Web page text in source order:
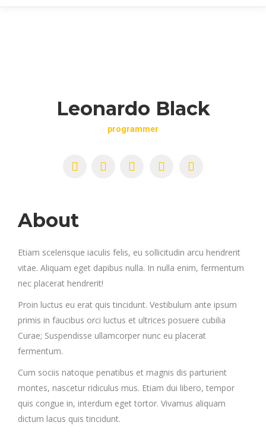
Leonardo Black
programmer
YouTubeTwitterPinterestFacebookFoursquare
About
Etiam scelerisque iaculis felis, eu sollicitudin arcu hendrerit
vitae. Aliquam eget dapibus nulla. In nulla enim, fermentum
nec placerat hendrerit!
Proin luctus eu erat quis tincidunt. Vestibulum ante ipsum
primis in faucibus orci luctus et ultrices posuere cubilia
Curae; Suspendisse ullamcorper nunc eu placerat
fermentum.
Cum sociis natoque penatibus et magnis dis parturient
montes, nascetur ridiculus mus. Etiam dui libero, tempor
quis congue in, interdum eget tortor. Vivamus aliquam
dictum lacus quis tincidunt.